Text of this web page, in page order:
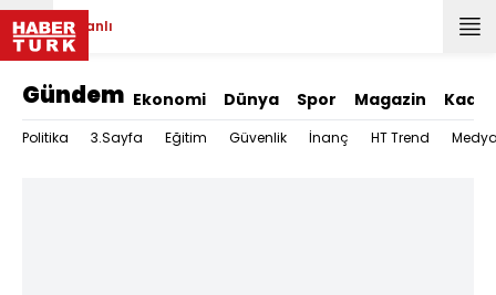
Canlı
Gündem Ekonomi Dünya Spor Magazin Kadın
Politika 3.Sayfa Eğitim Güvenlik İnanç HT Trend